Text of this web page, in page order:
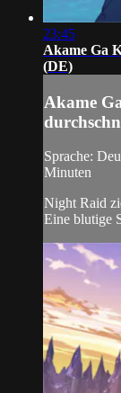
23:45
Akame Ga
(DE)
Akame
Sprache:
Minuten
Night Raid
Eine blutige